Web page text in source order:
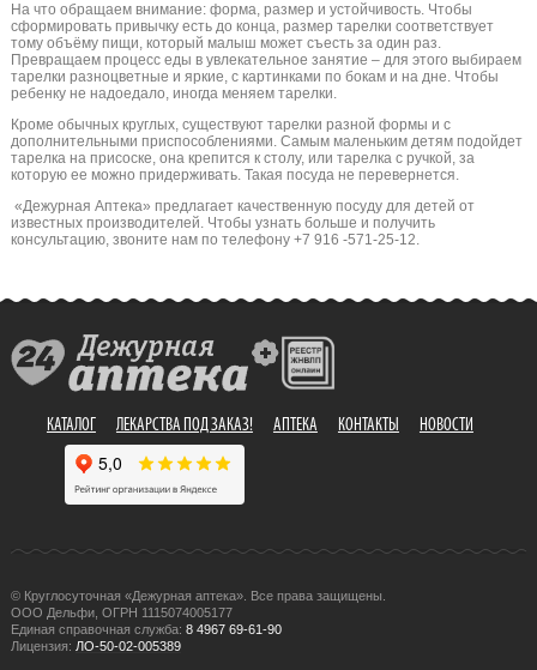
На что обращаем внимание: форма, размер и устойчивость. Чтобы
сформировать привычку есть до конца, размер тарелки соответствует
тому объёму пищи, который малыш может съесть за один раз.
Превращаем процесс еды в увлекательное занятие – для этого выбираем
тарелки разноцветные и яркие, с картинками по бокам и на дне. Чтобы
ребенку не надоедало, иногда меняем тарелки.
Кроме обычных круглых, существуют тарелки разной формы и с
дополнительными приспособлениями. Самым маленьким детям подойдет
тарелка на присоске, она крепится к столу, или тарелка с ручкой, за
которую ее можно придерживать. Такая посуда не перевернется.
«Дежурная Аптека» предлагает качественную посуду для детей от
известных производителей. Чтобы узнать больше и получить
консультацию, звоните нам по телефону +7 916 -571-25-12.
КАТАЛОГ ЛЕКАРСТВА ПОД ЗАКАЗ! АПТЕКА КОНТАКТЫ НОВОСТИ
© Круглосуточная «Дежурная аптека». Все права защищены.
ООО Дельфи, ОГРН 1115074005177
Единая справочная служба: 8 4967 69-61-90
Лицензия: ЛО-50-02-005389